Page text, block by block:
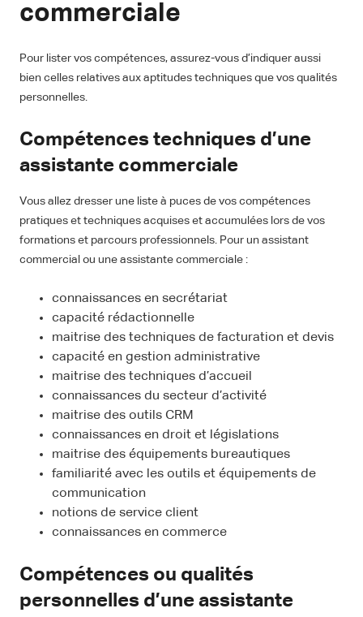
commerciale
Pour lister vos compétences, assurez-vous d’indiquer aussi
bien celles relatives aux aptitudes techniques que vos qualités
personnelles.
Compétences techniques d’une
assistante commerciale
Vous allez dresser une liste à puces de vos compétences
pratiques et techniques acquises et accumulées lors de vos
formations et parcours professionnels. Pour un assistant
commercial ou une assistante commerciale :
connaissances en secrétariat
capacité rédactionnelle
maitrise des techniques de facturation et devis
capacité en gestion administrative
maitrise des techniques d’accueil
connaissances du secteur d’activité
maitrise des outils CRM
connaissances en droit et législations
maitrise des équipements bureautiques
familiarité avec les outils et équipements de
communication
notions de service client
connaissances en commerce
Compétences ou qualités
personnelles d’une assistante